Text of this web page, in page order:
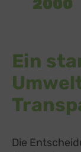
2000
Ein
Die